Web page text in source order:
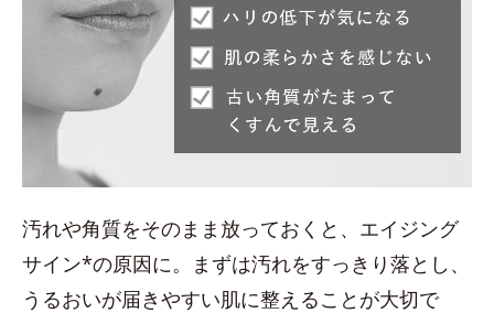
汚れや角質をそのまま放っておくと、エイジング
サイン*の原因に。まずは汚れをすっきり落とし、
うるおいが届きやすい肌に整えることが大切で